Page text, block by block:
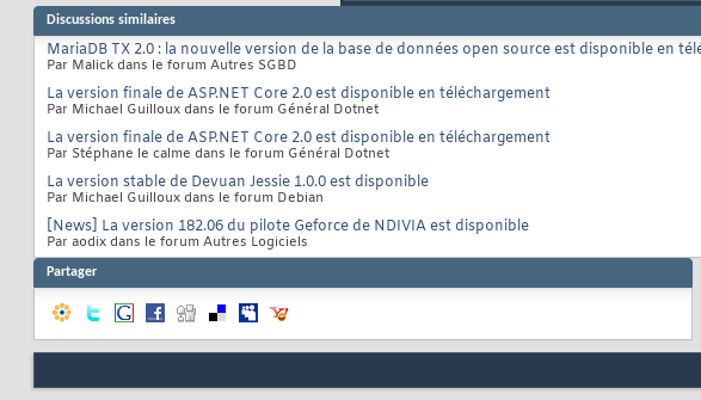
Discussions similaires
MariaDB TX 2.0 : la nouvelle version de la base de données open source est disponible en
Par Malick dans le forum Autres SGBD
La version finale de ASP.NET Core 2.0 est disponible en téléchargement
Par Michael Guilloux dans le forum Général Dotnet
La version finale de ASP.NET Core 2.0 est disponible en téléchargement
Par Stéphane le calme dans le forum Général Dotnet
La version stable de Devuan Jessie 1.0.0 est disponible
Par Michael Guilloux dans le forum Debian
[News] La version 182.06 du pilote Geforce de NDIVIA est disponible
Par aodix dans le forum Autres Logiciels
Partager